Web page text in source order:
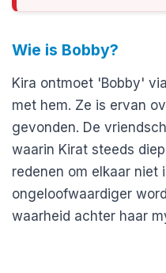
Wie is Bobby?
Kira ontmoet 'Bobby'
met hem. Ze is ervan
gevonden. De
waarin Kirat steeds
redenen om elkaar
ongeloofwaardiger
waarheid achter haar